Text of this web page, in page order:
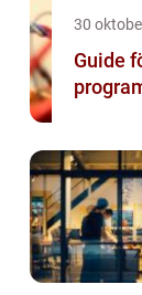
30
Guide